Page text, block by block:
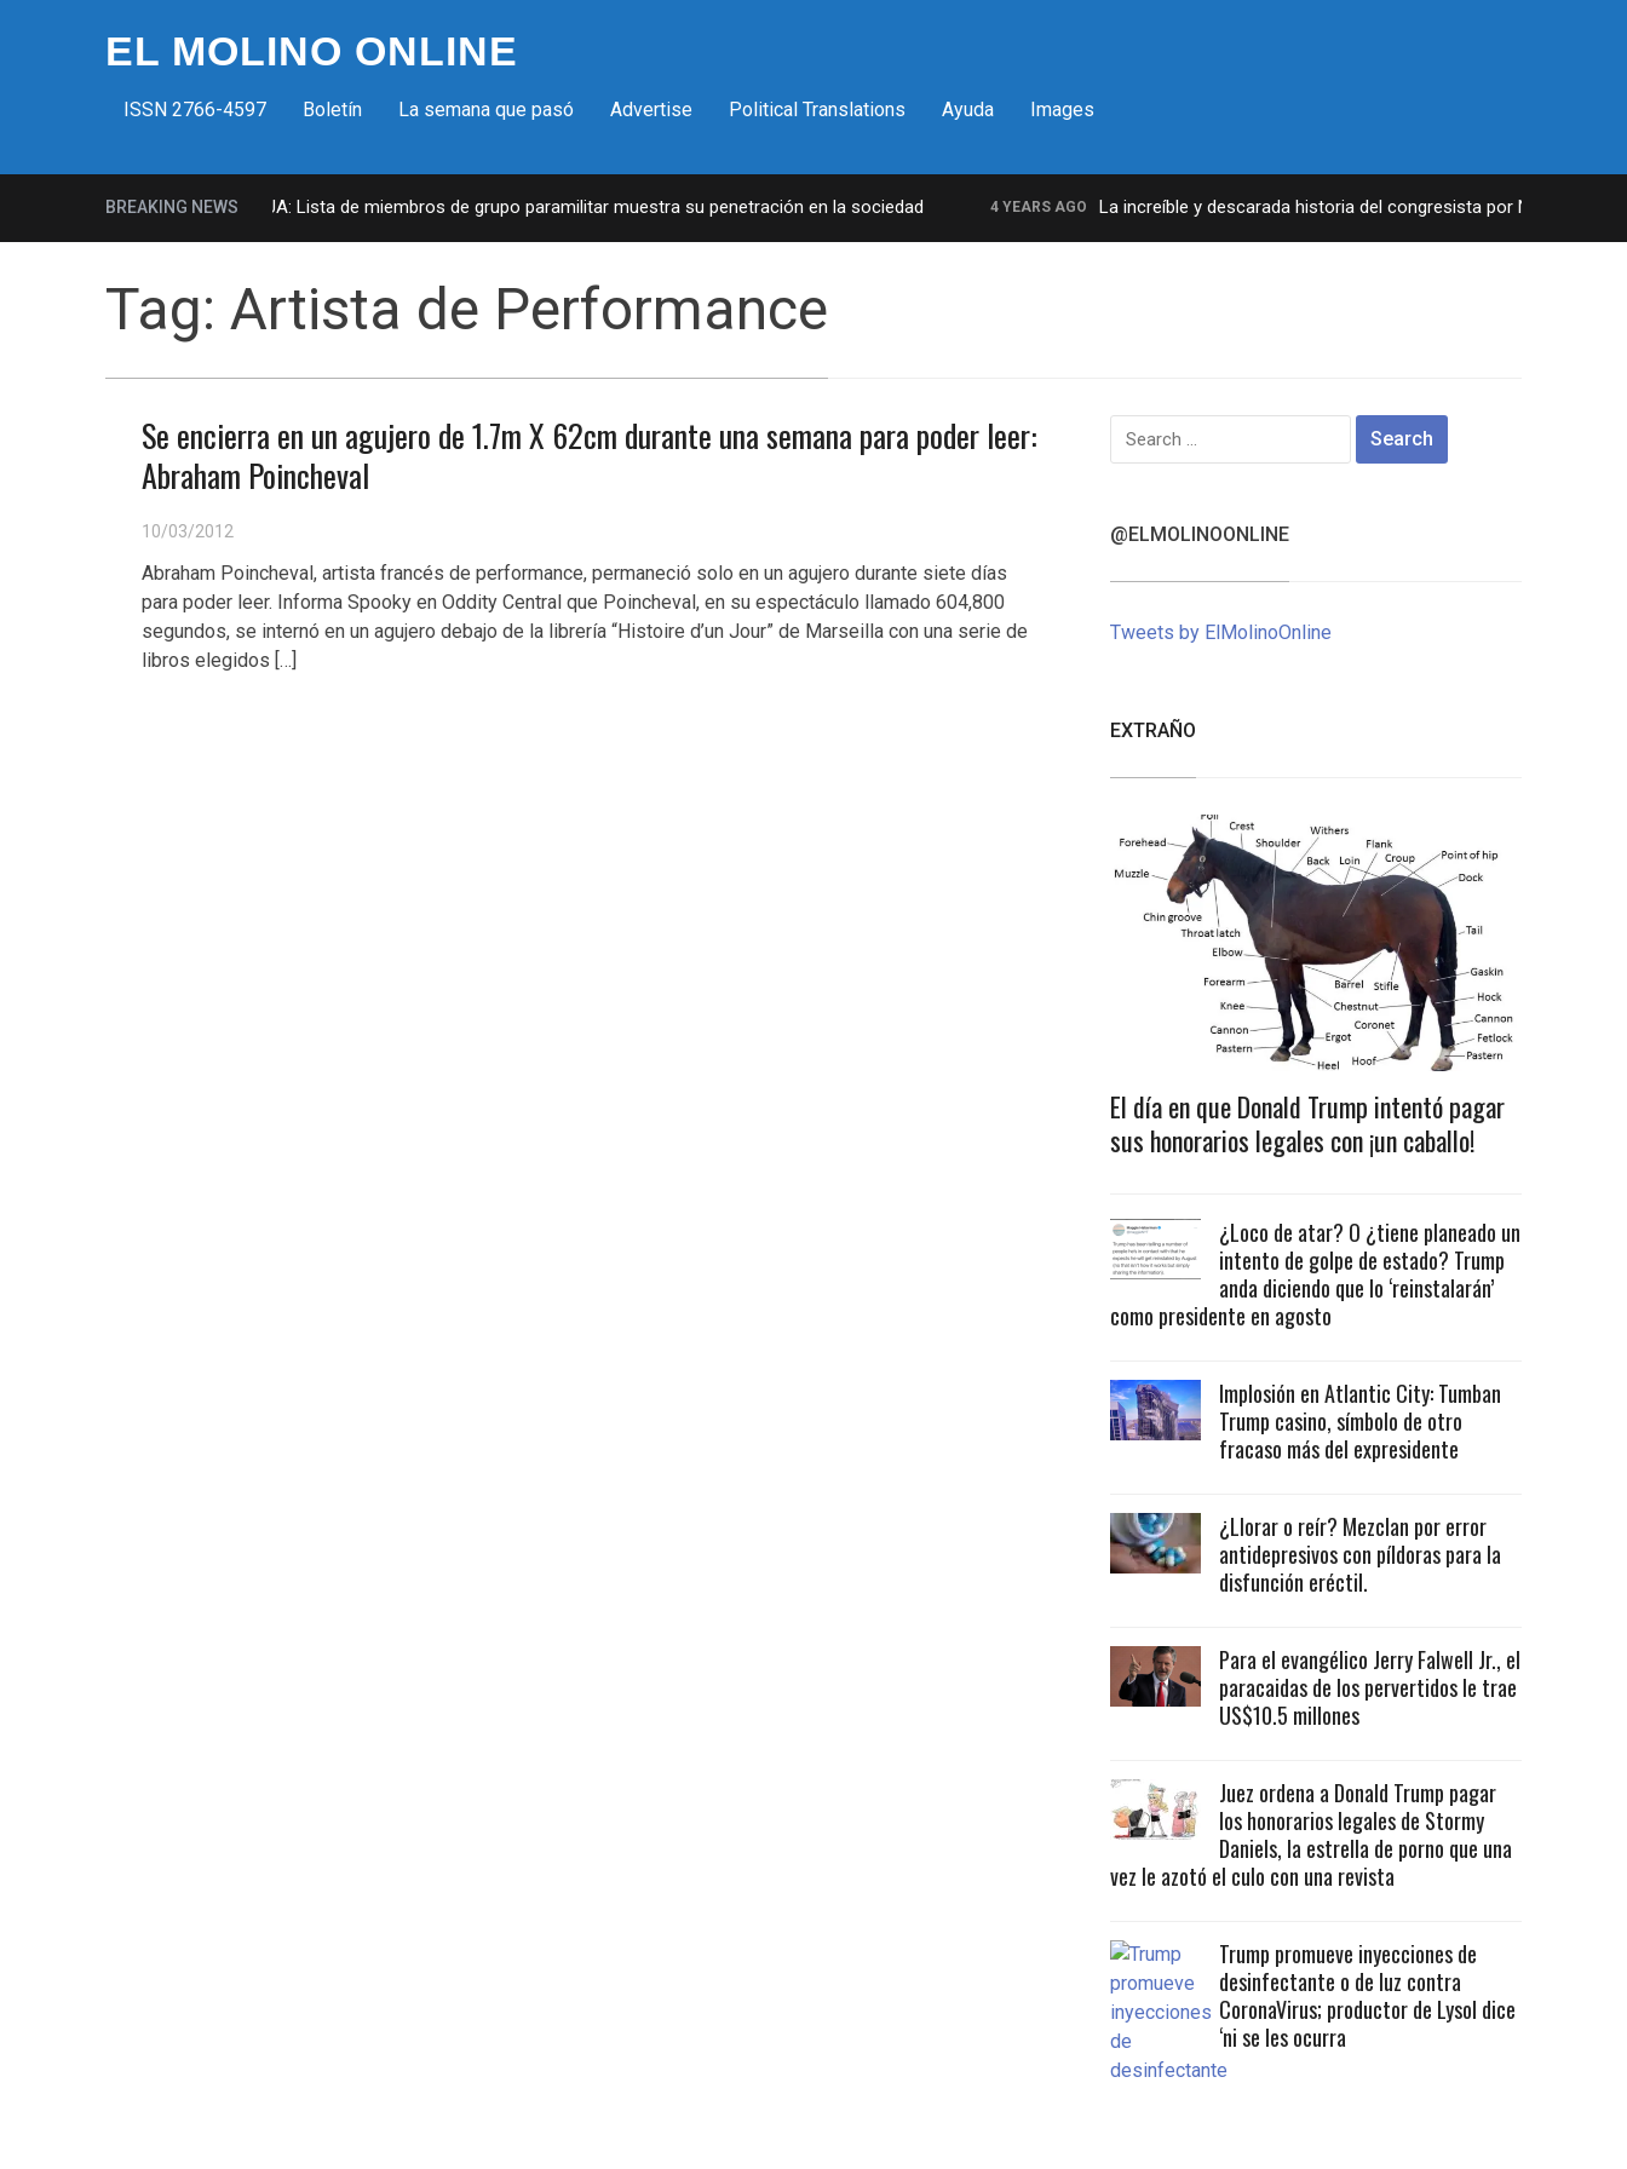
EL MOLINO ONLINE
ISSN 2766-4597 Boletín La semana que pasó Advertise Political Translations Ayuda Images
BREAKING NEWS
Milicias fascistas en EUA: Lista de miembros de grupo paramilitar muestra su penetración en la sociedad 4 YEARS AGO La increíble y descarada historia del congresista por NY George
Tag: Artista de Performance
Se encierra en un agujero de 1.7m X 62cm durante una semana para poder leer:
Abraham Poincheval
10/03/2012
Abraham Poincheval, artista francés de performance, permaneció solo en un agujero durante siete días
para poder leer. Informa Spooky en Oddity Central que Poincheval, en su espectáculo llamado 604,800
segundos, se internó en un agujero debajo de la librería “Histoire d’un Jour” de Marseilla con una serie de
libros elegidos […]
Search
for:
@ELMOLINOONLINE
Tweets by ElMolinoOnline
EXTRAÑO
El día en que Donald Trump intentó pagar
sus honorarios legales con ¡un caballo!
¿Loco de atar? O ¿tiene planeado un
intento de golpe de estado? Trump
anda diciendo que lo ‘reinstalarán’
como presidente en agosto
Implosión en Atlantic City: Tumban
Trump casino, símbolo de otro
fracaso más del expresidente
¿Llorar o reír? Mezclan por error
antidepresivos con píldoras para la
disfunción eréctil.
Para el evangélico Jerry Falwell Jr., el
paracaidas de los pervertidos le trae
US$10.5 millones
Juez ordena a Donald Trump pagar
los honorarios legales de Stormy
Daniels, la estrella de porno que una
vez le azotó el culo con una revista
Trump promueve inyecciones de
desinfectante o de luz contra
CoronaVirus; productor de Lysol dice
‘ni se les ocurra